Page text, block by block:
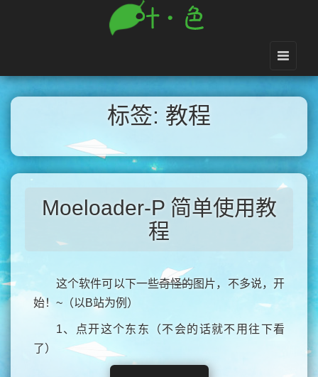
标签: 教程
Moeloader-P 简单使用教
程
这个软件可以下一些奇怪的图片，不多说，开
始！~（以B站为例）
1、点开这个东东（不会的话就不用往下看
了）